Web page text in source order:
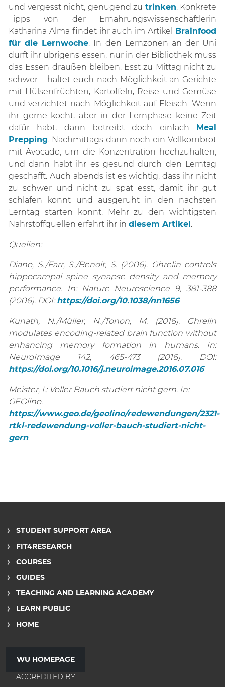
und vergesst nicht, genügend zu trinken. Konkrete
Tipps von der Ernährungswissenschaftlerin
Katharina Alma findet ihr auch im Artikel Brainfood
für die Lernwoche. In den Lernzonen an der Uni
dürft ihr übrigens essen, nur in der Bibliothek muss
das Essen draußen bleiben. Esst zu Mittag nicht zu
schwer – haltet euch nach Möglichkeit an Gerichte
mit Hülsenfrüchten, Kartoffeln, Reise und Gemüse
und verzichtet nach Möglichkeit auf Fleisch. Wenn
ihr gerne kocht, aber in der Lernphase keine Zeit
dafür habt, dann betreibt doch einfach Meal
Prepping. Nachmittags dann noch ein Vollkornbrot
mit Avocado, um die Konzentration hochzuhalten,
und dann habt ihr es gesund durch den Lerntag
geschafft. Auch abends ist es wichtig, dass ihr nicht
zu schwer und nicht zu spät esst, damit ihr gut
schlafen könnt und ausgeruht in den nächsten
Lerntag starten könnt. Mehr zu den wichtigsten
Nährstoffquellen erfahrt ihr in diesem Artikel.
Quellen:
Diano, S./Farr, S./Benoit, S. (2006). Ghrelin controls
hippocampal spine synapse density and memory
performance. In: Nature Neuroscience 9, 381-388
(2006). DOI: https://doi.org/10.1038/nn1656
Kunath, N./Müller, N./Tonon, M. (2016). Ghrelin
modulates encoding-related brain function without
enhancing memory formation in humans.
In:
NeuroImage 142, 465-473 (2016). DOI:
https://doi.org/10.1016/j.neuroimage.2016.07.016
Meister, I.: Voller Bauch studiert nicht gern. In:
GEOlino.
https://www.geo.de/geolino/redewendungen/2321-
rtkl-redewendung-voller-bauch-studiert-nicht-
gern
STUDENT SUPPORT AREA
FIT4RESEARCH
COURSES
GUIDES
TEACHING AND LEARNING ACADEMY
LEARN PUBLIC
HOME
WU HOMEPAGE
ACCREDITED BY: